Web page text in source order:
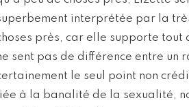
interprétée par la
près, car elle supporte tout
sent pas de différence entre un
le seul point non
à la banalité de la sexualité,